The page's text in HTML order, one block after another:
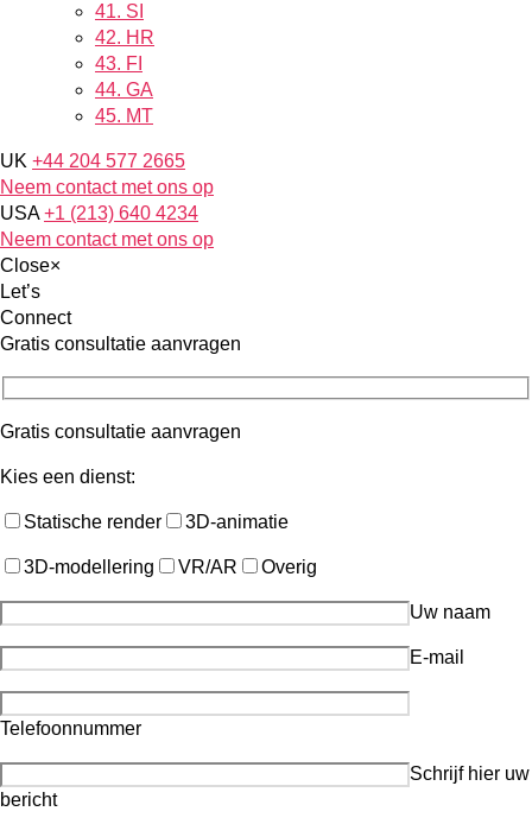
41. SI
42. HR
43. FI
44. GA
45. MT
UK +44 204 577 2665
Neem contact met ons op
USA +1 (213) 640 4234
Neem contact met ons op
Close×
Let’s
Connect
Gratis consultatie aanvragen
Gratis consultatie aanvragen
Kies een dienst:
Statische render 3D-animatie
3D-modellering VR/AR Overig
Uw naam
E-mail
Telefoonnummer
Schrijf hier uw
bericht